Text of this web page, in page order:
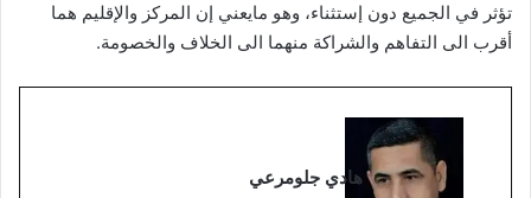
تؤثر في الجميع دون إستثناء، وهو مايعني إن المركز والإقليم هما
أقرب الى التفاهم والشراكة منهما الى الخلاف والخصومة.
هادي جلومرعي